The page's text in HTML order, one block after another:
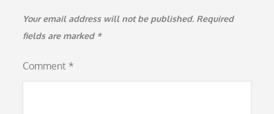
Your email address will not be published. Required
fields are marked *
Comment *